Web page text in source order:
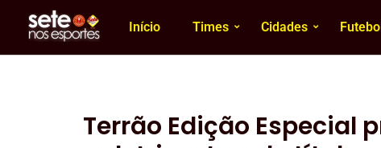
Início Times Cidades
Terrão Edição Especial